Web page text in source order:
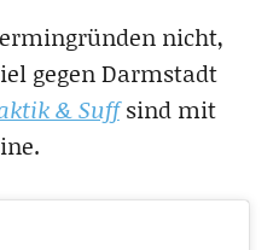
nicht,
gegen Darmstadt
& Suffsind mit